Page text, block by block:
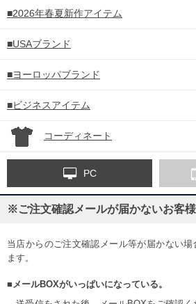
■2026年春夏新作アイテム
■USAブランド
■ヨーロッパブランド
■ビジネスアイテム
コーディネート
PC
※ご注文確認メールが届かないお客
当店からのご注文確認メール等が届かない
ます。
■メールBOXがいっぱいになっている。